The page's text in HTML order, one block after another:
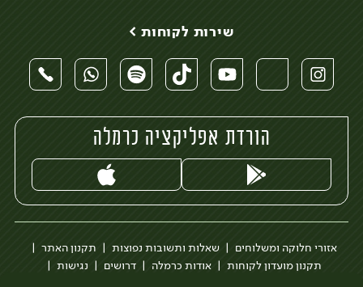
שירות לקוחות >
הורדת אפליקציה כרמלה
אזורי חלוקה ומשלוחים שאלות ותשובות נפוצות
תקנון האתר
תקנון מועדון לקוחות
אודות כרמלה דרושים
נגישות